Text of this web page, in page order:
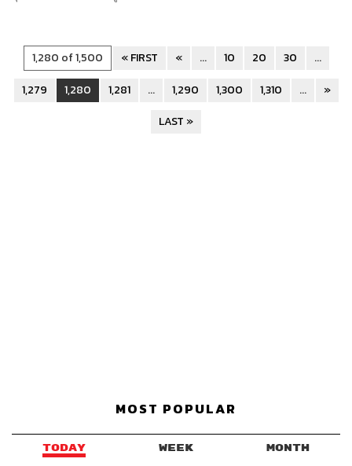
1,280 of 1,500 « FIRST « ... 10 20 30
...
1,279
1,280 1,281 ... 1,290 1,300 1,310 ...
»
LAST »
MOST POPULAR
TODAY WEEK MONTH